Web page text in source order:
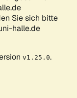
Sie sich bitte
halle.de
v1.25.0.